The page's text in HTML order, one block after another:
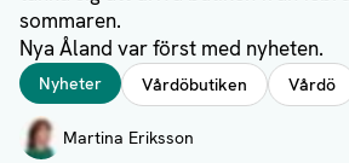
sommaren.
Nya Åland var först med nyheten.
Taggar
Nyheter Vårdöbutiken Vårdö
Författare
Martina Eriksson
Visa profil